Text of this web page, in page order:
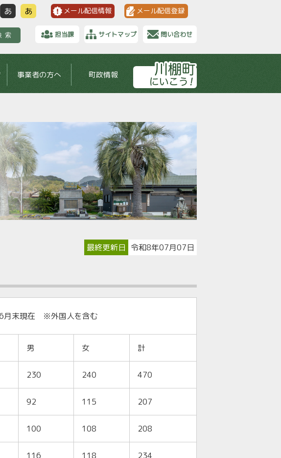
あ あ メール配信情報 メール配信登録
索 担当課 サイトマップ 問い合わせ
事業者の方へ 町政情報
最終更新日 令和8年07月07日
月末現在 ※外国人を含む
男 女 計
230 240 470
92 115 207
100 108 208
116 118 234